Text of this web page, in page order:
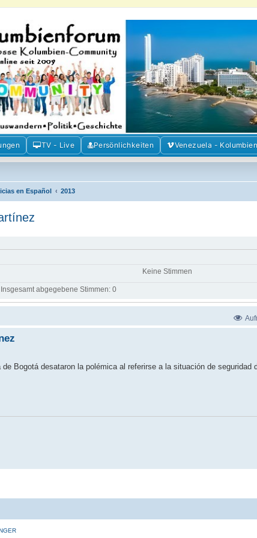
der Freunde Kolumbiens
Venezuela. Austausch, Erfahrungen und Gemeinschaft im Kolumbienforum
TV - Live Persönlichkeiten Venezuela -
en Español 2013
Keine Stimmen
Insgesamt abgegebene Stimmen: 0
Bogotá desataron la polémica al referirse a la situación de seguridad